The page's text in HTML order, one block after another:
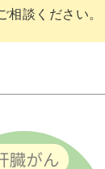
談ください。